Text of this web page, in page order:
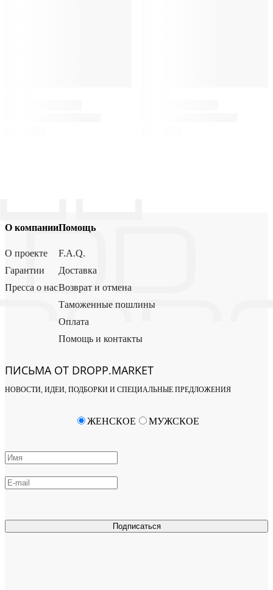
О компании
О проекте
Гарантии
Пресса о нас
Помощь
F.A.Q.
Доставка
Возврат и отмена
Таможенные пошлины
Оплата
Помощь и контакты
ПИСЬМА ОТ DROPP.MARKET
НОВОСТИ, ИДЕИ, ПОДБОРКИ И СПЕЦИАЛЬНЫЕ ПРЕДЛОЖЕНИЯ
Подписаться
ЖЕНСКОЕ МУЖСКОЕ